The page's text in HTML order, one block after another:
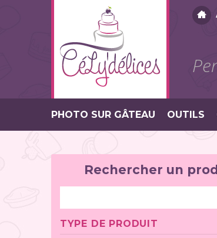
PHOTO SUR GÂTEAU OUTILS
Rechercher un
TYPE DE PRODUIT